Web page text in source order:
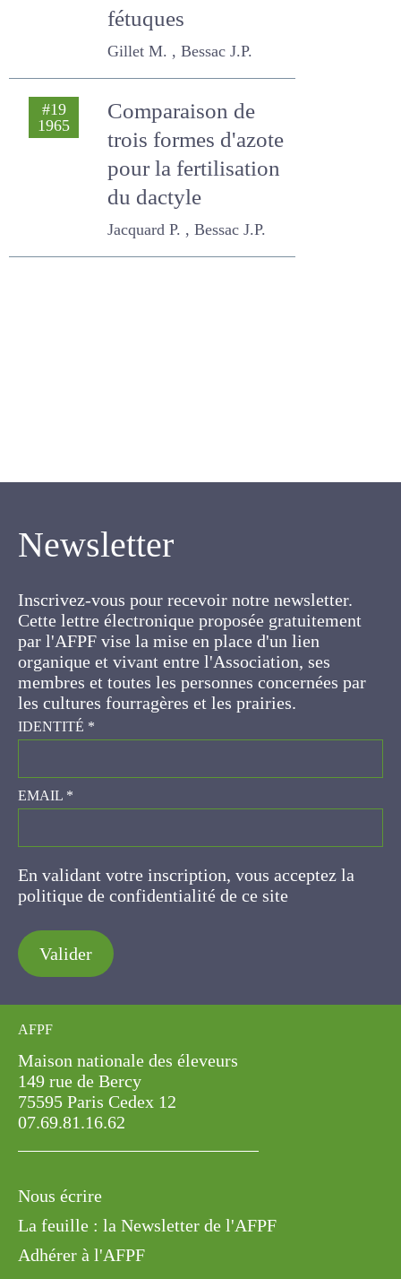
La production de
semences de
fétuques
Gillet M. , Bessac J.P.
Comparaison de
trois formes
d'azote pour la
fertilisation du
Newsletter
Cette lettre électronique proposée
gratuitement par l'AFPF vise la mise en place
d'un lien organique et vivant entre l'Association,
ses membres et toutes les personnes
concernées par les cultures fourragères et les
prairies.
IDENTITÉ*
EMAIL*
En validant votre inscription, vous acceptez la
politique de confidentialité de ce site
Valider
AFPF
Maison nationale des éleveurs
149 rue de Bercy
75595 Paris Cedex 12
07.69.81.16.62
Nous écrire
La feuille : la Newsletter de l'AFPF
Adhérer à l'AFPF